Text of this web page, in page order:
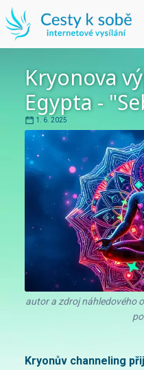
Kryonova
Egypta -
1. 6. 2025
autor a zdroj náhledového
Kryonův channeling